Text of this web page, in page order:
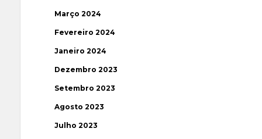
Março 2024
Fevereiro 2024
Janeiro 2024
Dezembro 2023
Setembro 2023
Agosto 2023
Julho 2023